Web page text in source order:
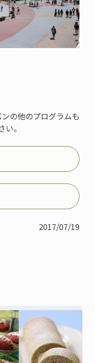
の他のプログラムも
。
2017/07/19